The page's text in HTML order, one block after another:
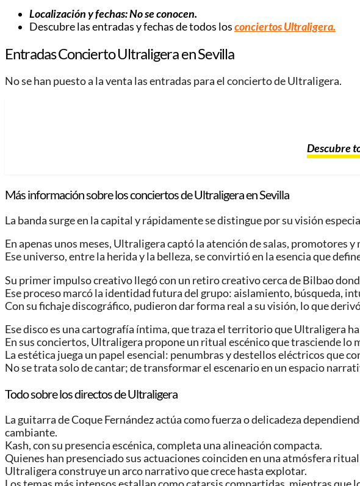
Localización y fechas: No se conocen.
Descubre las entradas y fechas de todos losconciertos Ultraligera.
Entradas Concierto Ultraligeraen Sevilla
No se han puesto a la venta las entradas para el concierto de Ultraligera.
Descubre
Más información sobre los conciertos de Ultraligeraen Sevilla
La banda surge en la capital y rápidamente se distingue por su visión
En apenas unos meses, Ultraligera captó la atención de salas, promotores
Ese universo, entre la herida y la belleza, se convirtió en la esencia que
Su primer impulso creativo llegó con un retiro creativo cerca de Bilbao
Ese proceso marcó la identidad futura del grupo: aislamiento, búsqueda,
Con su fichaje discográfico, pudieron dar forma real a su visión, lo que
Ese disco es una cartografía íntima, que traza el territorio que Ultraligera
En sus conciertos, Ultraligera propone un ritual escénico que trasciende lo
La estética juega un papel esencial: penumbras y destellos eléctricos que
No se trata solo de cantar; de transformar el escenario en un espacio
Todo sobre los directos de Ultraligera
La guitarra de Coque Fernández actúa como fuerza o delicadeza
cambiante.
Kash, con su presencia escénica, completa una alineación compacta.
Quienes han presenciado sus actuaciones coinciden en una atmósfera
Ultraligera construye un arco narrativo que crece hasta explotar.